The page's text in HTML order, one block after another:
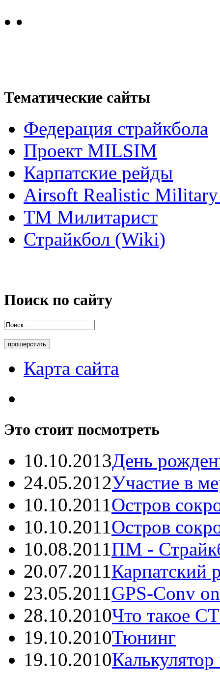
• •
Тематические сайты
Федерация страйкбола
Проект MILSIM
Карпатские рейды
Airsoft Realistic
ТМ Милитарист
Страйкбол (Wiki)
Поиск по сайту
Карта сайта
Это стоит посмотреть
10.10.2013День
24.05.2012Участие в
10.10.2011Остров
10.10.2011Остров
10.08.2011ПМ -
20.07.2011Карпатский
23.05.2011GPS-Conv
28.10.2010Что такое
19.10.2010Тюнинг
19.10.2010